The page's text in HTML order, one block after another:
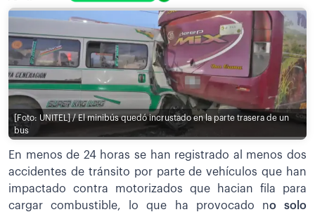
[Foto: UNITEL] / El minibús quedó incrustado en la parte trasera de un
bus
En menos de 24 horas se han registrado al menos dos
accidentes de tránsito por parte de vehículos que han
impactado contra motorizados que hacian fila para
cargar combustible, lo que ha provocado no solo